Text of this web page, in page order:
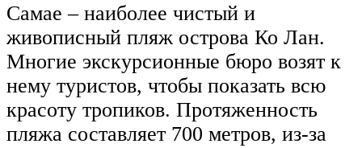
Самае – наиболее чистый и
живописный пляж острова Ко Лан.
Многие экскурсионные бюро возят к
нему туристов, чтобы показать всю
красоту тропиков. Протяженность
пляжа составляет 700 метров, из-за